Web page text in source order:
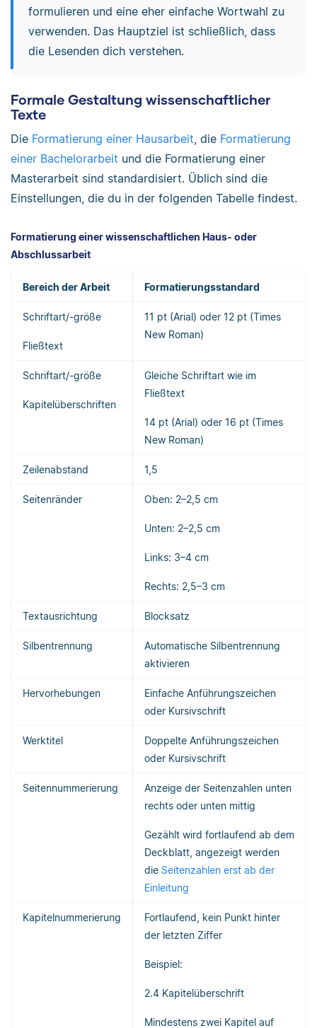
formulieren und eine eher einfache Wortwahl zu
verwenden. Das Hauptziel ist schließlich, dass
die Lesenden dich verstehen.
Formale Gestaltung wissenschaftlicher
Texte
Die Formatierung einer Hausarbeit, die Formatierung
einer Bachelorarbeit und die Formatierung einer
Masterarbeit sind standardisiert. Üblich sind die
Einstellungen, die du in der folgenden Tabelle findest.
Formatierung einer wissenschaftlichen Haus- oder
Abschlussarbeit
Bereich der Arbeit Formatierungsstandard
Schriftart/-größe
Fließtext
11 pt (Arial) oder 12 pt (Times
New Roman)
Schriftart/-größe
Kapitelüberschriften
Gleiche Schriftart wie im
Fließtext
14 pt (Arial) oder 16 pt (Times
New Roman)
Zeilenabstand 1,5
Seitenränder Oben: 2–2,5 cm
Unten: 2–2,5 cm
Links: 3–4 cm
Rechts: 2,5–3 cm
Textausrichtung Blocksatz
Silbentrennung
Automatische Silbentrennung
aktivieren
Hervorhebungen
Einfache Anführungszeichen
oder Kursivschrift
Werktitel
Doppelte Anführungszeichen
oder Kursivschrift
Seitennummerierung
Anzeige der Seitenzahlen unten
rechts oder unten mittig
Gezählt wird fortlaufend ab dem
Deckblatt, angezeigt werden
die Seitenzahlen erst ab der
Einleitung
Kapitelnummerierung
Fortlaufend, kein Punkt hinter
der letzten Ziffer
Beispiel:
2.4 Kapitelüberschrift
Mindestens zwei Kapitel auf